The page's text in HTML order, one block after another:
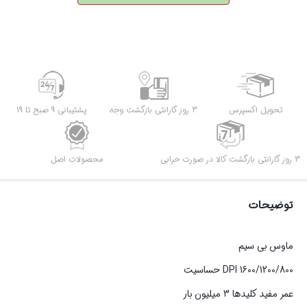
تحویل اکسپرس 3 روز گارانتی بازگشت وجه پشتیبانی 9 صبح تا 19
3 روز گارانتی بازگشت کالا در صورت خرابی محصولات اصل
توضیحات
ماوس بی سیم
1600/1200/800 DPI حساسیت
عمر مفید کلیدها 3 میلیون بار